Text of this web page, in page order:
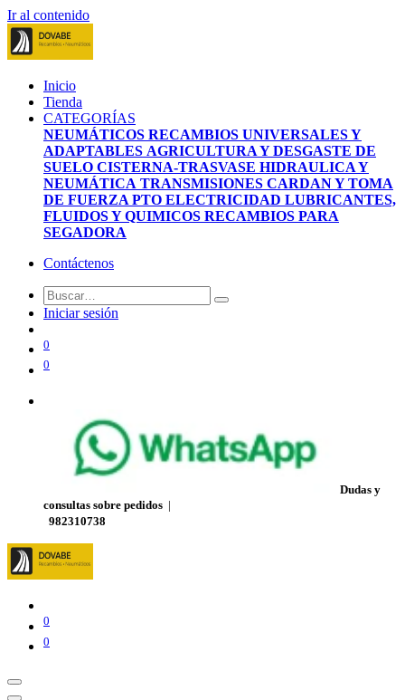
Ir al contenido
Inicio
Tienda
CATEGORÍAS
NEUMÁTICOS RECAMBIOS UNIVERSALES Y
ADAPTABLES AGRICULTURA Y DESGASTE DE
SUELO CISTERNA-TRASVASE HIDRAULICA Y
NEUMÁTICA TRANSMISIONES CARDAN Y TOMA
DE FUERZA PTO ELECTRICIDAD LUBRICANTES,
FLUIDOS Y QUIMICOS RECAMBIOS PARA
SEGADORA
Contáctenos
Iniciar sesión
0
0
Dudas y
consultas sobre pedidos |
982310738
0
0